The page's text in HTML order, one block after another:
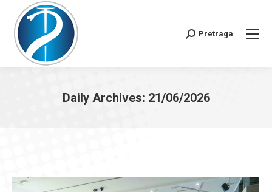
Search:
Pretraga
Daily Archives: 21/06/2026